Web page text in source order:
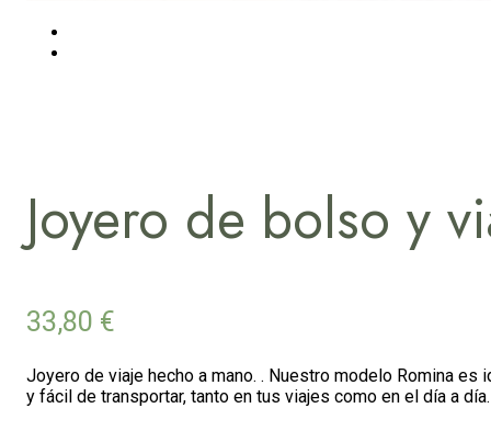
Joyero de bolso y
33,80 €
Joyero de viaje hecho a mano. . Nuestro modelo Romina
y fácil de transportar, tanto en tus viajes como en el día a día.